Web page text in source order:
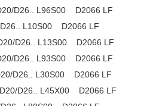
D26.. L96S00 D2066 LF
D26.. L10S00 D2066 LF
D26.. L13S00 D2066 LF
D26.. L93S00 D2066 LF
D26.. L30S00 D2066 LF
D26.. L45X00 D2066 LF